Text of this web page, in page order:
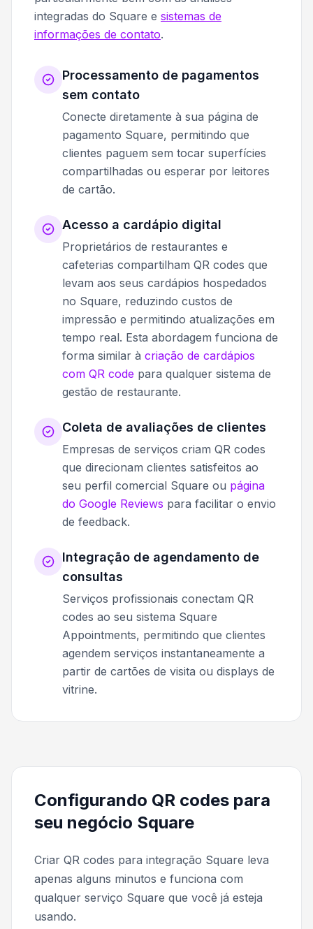
integradas do Square e sistemas de
informações de contato.
Processamento de pagamentos
sem contato
Conecte diretamente à sua página de
pagamento Square, permitindo que
clientes paguem sem tocar superfícies
compartilhadas ou esperar por leitores
de cartão.
Acesso a cardápio digital
Proprietários de restaurantes e
cafeterias compartilham QR codes que
levam aos seus cardápios hospedados
no Square, reduzindo custos de
impressão e permitindo atualizações em
tempo real. Esta abordagem funciona de
forma similar à criação de cardápios
com QR code para qualquer sistema de
gestão de restaurante.
Coleta de avaliações de clientes
Empresas de serviços criam QR codes
que direcionam clientes satisfeitos ao
seu perfil comercial Square ou página
do Google Reviews para facilitar o envio
de feedback.
Integração de agendamento de
consultas
Serviços profissionais conectam QR
codes ao seu sistema Square
Appointments, permitindo que clientes
agendem serviços instantaneamente a
partir de cartões de visita ou displays de
vitrine.
Configurando QR codes para
seu negócio Square
Criar QR codes para integração Square leva
apenas alguns minutos e funciona com
qualquer serviço Square que você já esteja
usando.